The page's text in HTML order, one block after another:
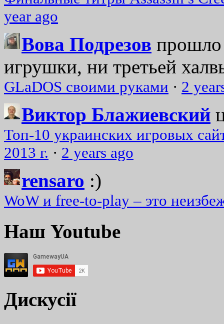
year ago
Вова Подрезов прошло
игрушки, ни третьей
GLaDOS своими руками · 2
Виктор Блажиевский
Топ-10 украинских игровых
2013 г. · 2 years ago
rensaro :)
WoW и free-to-play – это
Наш Youtube
Дискусії